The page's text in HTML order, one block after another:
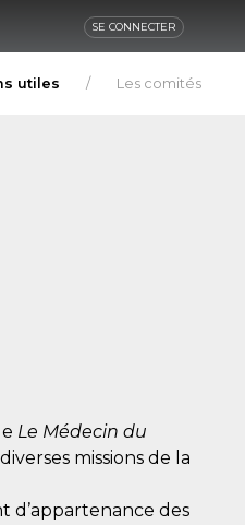
SE CONNECTER
utiles Les comités
Le Médecin du
missions de la
d’appartenance des